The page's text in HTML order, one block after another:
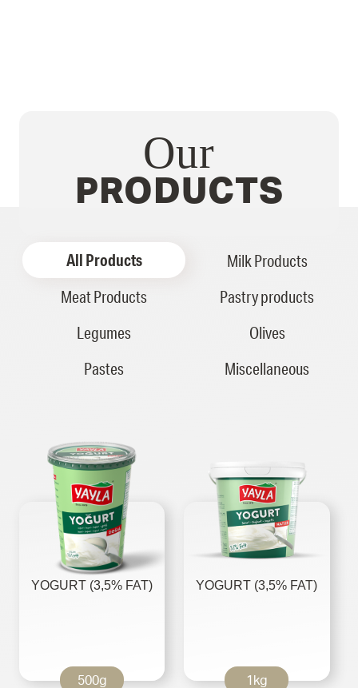
Our
PRODUCTS
All Products
Milk Products
Meat Products
Pastry products
Legumes
Olives
Pastes
Miscellaneous
YOGURT (3,5% FAT)
500g
YOGURT (3,5% FAT)
1kg